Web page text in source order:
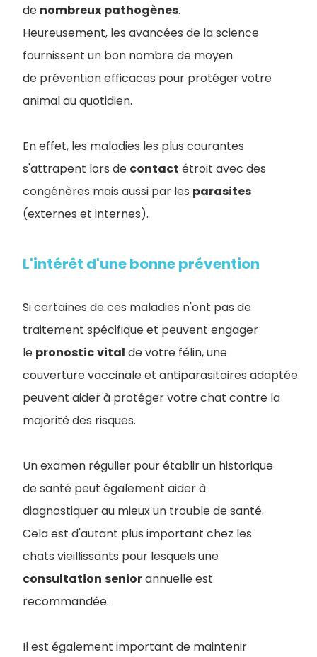
de nombreux pathogènes.
Heureusement, les avancées de la science
fournissent un bon nombre de moyen
de prévention efficaces pour protéger votre
animal au quotidien.
En effet, les maladies les plus courantes
s'attrapent lors de contact étroit avec des
congénères mais aussi par les parasites
(externes et internes).
L'intérêt d'une bonne prévention
Si certaines de ces maladies n'ont pas de
traitement spécifique et peuvent engager
le pronosticvital de votre félin, une
couverture vaccinale et antiparasitaires adaptée
peuvent aider à protéger votre chat contre la
majorité des risques.
Un examen régulier pour établir un historique
de santé peut également aider à
diagnostiquer au mieux un trouble de santé.
Cela est d'autant plus important chez les
chats vieillissants pour lesquels une
consultation seniorannuelle est
recommandée.
Il est également important de maintenir